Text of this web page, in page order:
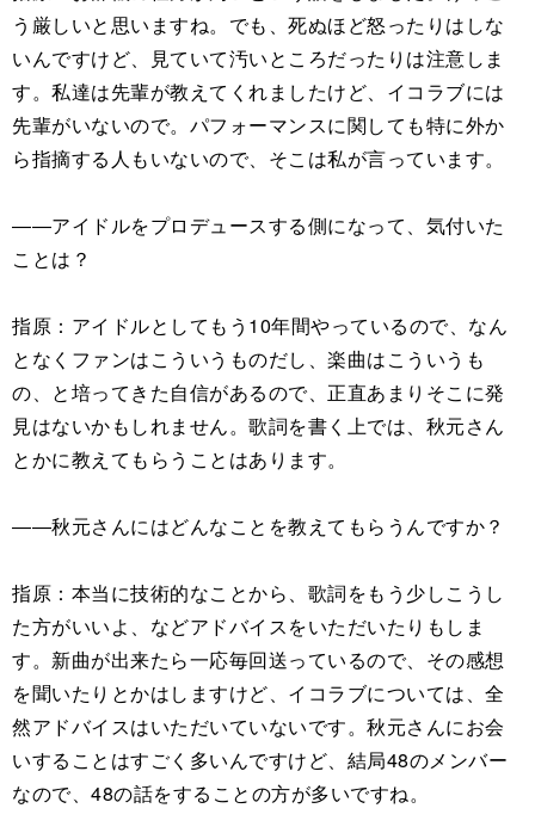
う厳しいと思いますね。でも、死ぬほど怒ったりはしな
いんですけど、見ていて汚いところだったりは注意しま
す。私達は先輩が教えてくれましたけど、イコラブには
先輩がいないので。パフォーマンスに関しても特に外か
ら指摘する人もいないので、そこは私が言っています。
――アイドルをプロデュースする側になって、気付いた
ことは？
指原：アイドルとしてもう10年間やっているので、なん
となくファンはこういうものだし、楽曲はこういうも
の、と培ってきた自信があるので、正直あまりそこに発
見はないかもしれません。歌詞を書く上では、秋元さん
とかに教えてもらうことはあります。
――秋元さんにはどんなことを教えてもらうんですか？
指原：本当に技術的なことから、歌詞をもう少しこうし
た方がいいよ、などアドバイスをいただいたりもしま
す。新曲が出来たら一応毎回送っているので、その感想
を聞いたりとかはしますけど、イコラブについては、全
然アドバイスはいただいていないです。秋元さんにお会
いすることはすごく多いんですけど、結局48のメンバー
なので、48の話をすることの方が多いですね。